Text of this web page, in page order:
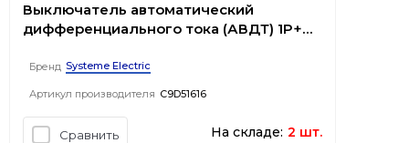
Выключатель автоматический
дифференциального тока (АВДТ) 1P+N
Бренд Systeme Electric
Артикул производителя C9D51616
Сравнить На складе: 2 шт.